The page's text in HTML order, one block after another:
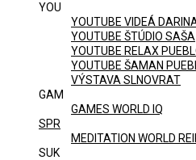
YOU
YOUTUBE VIDEÁ
YOUTUBE ŠTÚDIO SAŠA
YOUTUBE RELAX
YOUTUBE ŠAMAN
VÝSTAVA SLNOVRAT
GAM
GAMES WORLD IQ
SPR
MEDITATION WORLD
SUK